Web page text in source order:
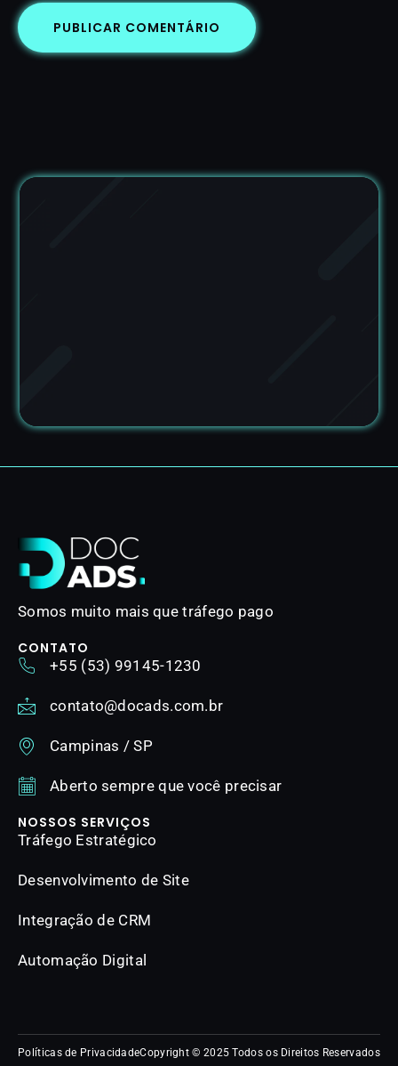
Somos muito mais que tráfego pago
CONTATO
+55 (53) 99145-1230
contato@docads.com.br
Campinas / SP
Aberto sempre que você precisar
NOSSOS SERVIÇOS
Tráfego Estratégico
Desenvolvimento de Site
Integração de CRM
Automação Digital
Políticas de PrivacidadeCopyright © 2025 Todos os Direitos Reservados